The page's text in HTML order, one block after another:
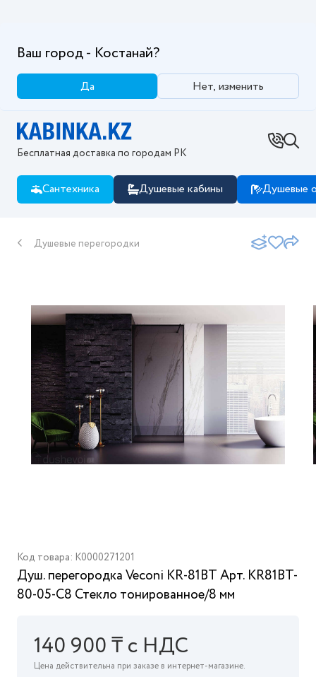
Ваш город - Костанай?
Да Нет, изменить
Бесплатная доставка по городам РК
Сантехника Душевые кабины Душевые
Душевые перегородки
Код товара: K0000271201
Душ. перегородка Veconi KR-81BT Арт. KR81BT-
80-05-C8 Стекло тонированное/8 мм
140 900 ₸ с НДС
Цена действительна при заказе в интернет-магазине.